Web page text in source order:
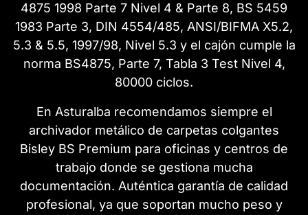
4875 1998 Parte 7 Nivel 4 & Parte 8, BS 5459
1983 Parte 3, DIN 4554/485, ANSI/BIFMA X5.2,
5.3 & 5.5, 1997/98, Nivel 5.3 y el cajón cumple la
norma BS4875, Parte 7, Tabla 3 Test Nivel 4,
80000 ciclos.
En Asturalba recomendamos siempre el
archivador metálico de carpetas colgantes
Bisley BS Premium para oficinas y centros de
trabajo donde se gestiona mucha
documentación. Auténtica garantía de calidad
profesional, ya que soportan mucho peso y